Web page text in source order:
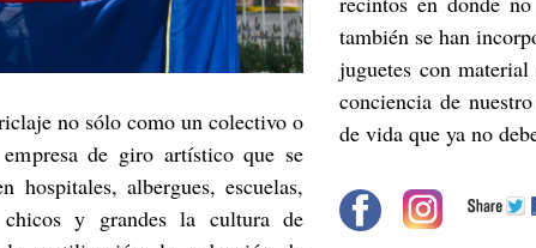
no sólo como un colectivo o
de giro artístico que se
hospitales, albergues, escuelas,
y grandes la cultura de
también se han
juguetes con
conciencia de
de vida que ya no